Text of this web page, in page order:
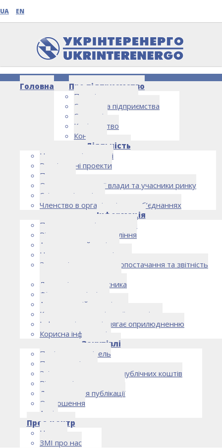
UA EN
Головна
Про підприємство
Про підприємство
Структура підприємства
Стратегія
Керівництво
Контакти
Діяльність
Напрямки діяльності
Реалізовані проекти
Партнери
Органи державної влади та учасники ринку
Спільна діяльність
Членство в організаціях та об’єднаннях
Інформація
Правоустановчі документи
Рішення органу управління
Аудиторський комітет
Нормативно-правові акти
Загальні умови електропостачання та звітність
Лист очікувань власника
Фінансова звітність
Антикорупційна політика
Кодекс етики та ділової поведінки
Інформація, що підлягає оприлюдненню
Корисна інформація
Закупівлі
Політика закупівель
План закупівель
Звіт про використання публічних коштів
Відомості про договори
Договори для публікації
Оголошення
Архів
Прес-центр
Новини
ЗМІ про нас
НОВИНИ